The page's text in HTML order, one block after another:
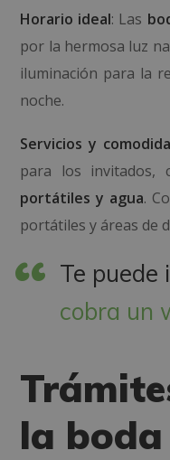
Horario ideal: Las
por la hermosa luz
iluminación para la
noche.
Servicios y
para los invitados,
portátiles y agua.
portátiles y áreas de
Te puede
cobra un
la boda